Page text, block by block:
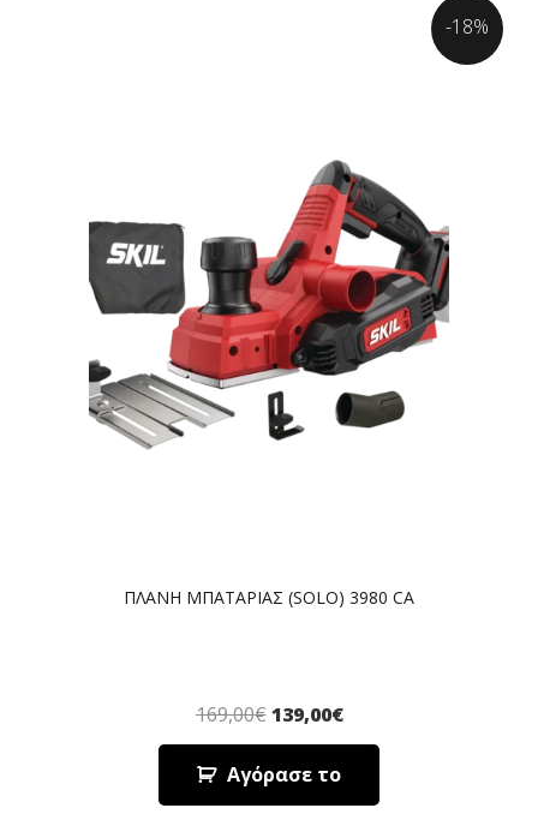
ΠΛΑΝΗ ΜΠΑΤΑΡΙΑΣ (SOLO) 3980 CA
169,00€ 139,00€
Αγόρασε το
-18%